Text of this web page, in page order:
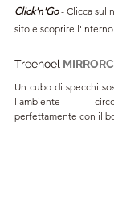
Click'n'Go - Clicca sul
sito e scoprire
Treehoel
Un cubo di specchi
l'ambiente
perfettamente con il